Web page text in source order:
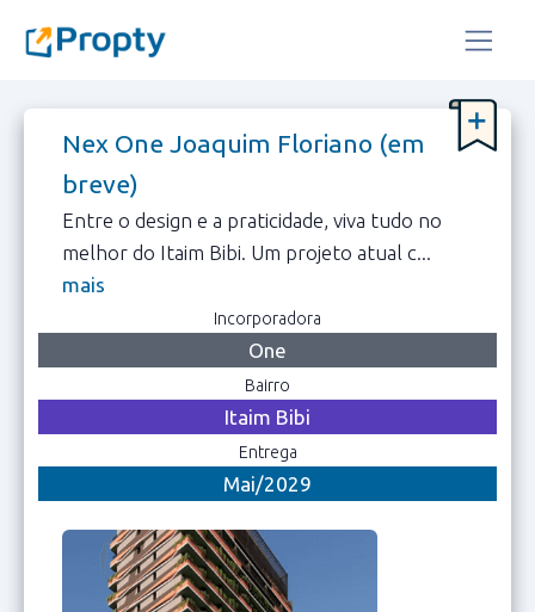
Nex One Joaquim Floriano (em
breve)
Entre o design e a praticidade, viva tudo no
melhor do Itaim Bibi. Um projeto atual c...
mais
Incorporadora
One
Bairro
Itaim Bibi
Entrega
Mai/2029